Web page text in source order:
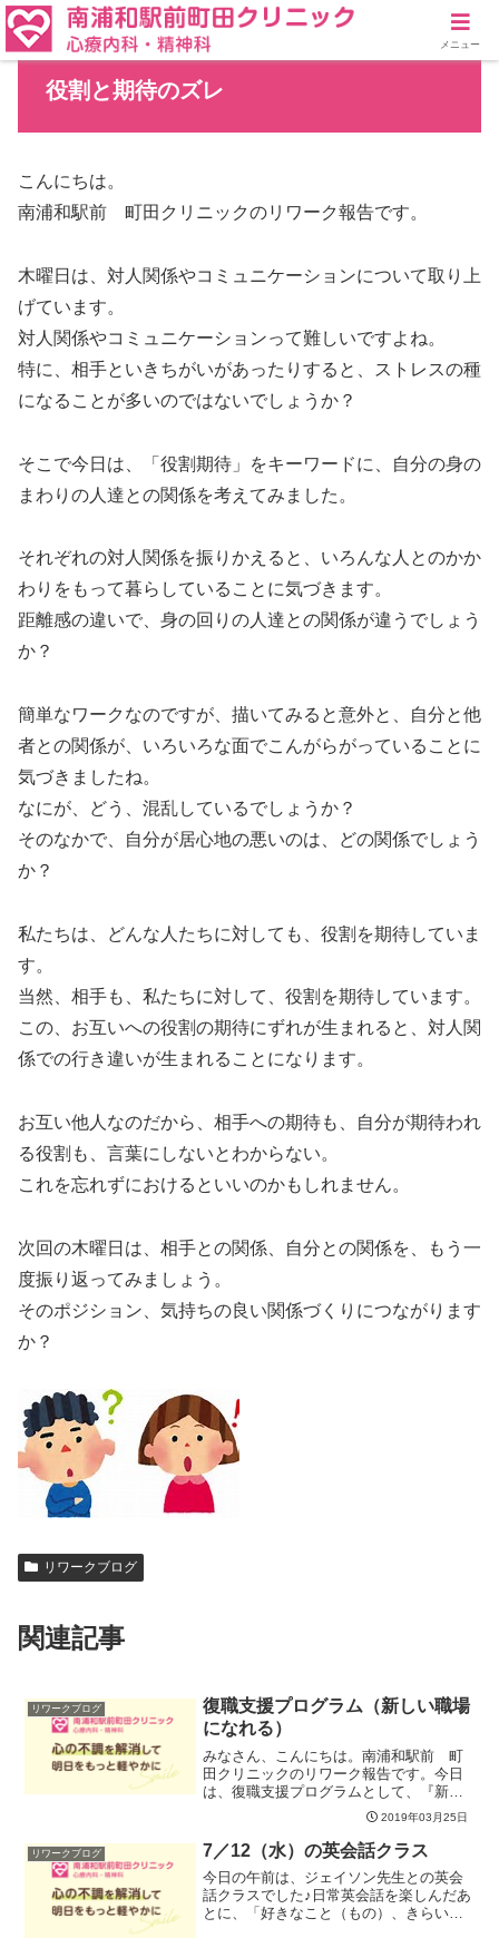
役割と期待のズレ
こんにちは。
南浦和駅前 町田クリニックのリワーク報告です。
木曜日は、対人関係やコミュニケーションについて取り上
げています。
対人関係やコミュニケーションって難しいですよね。
特に、相手といきちがいがあったりすると、ストレスの種
になることが多いのではないでしょうか？
そこで今日は、「役割期待」をキーワードに、自分の身の
まわりの人達との関係を考えてみました。
それぞれの対人関係を振りかえると、いろんな人とのかか
わりをもって暮らしていることに気づきます。
距離感の違いで、身の回りの人達との関係が違うでしょう
か？
簡単なワークなのですが、描いてみると意外と、自分と他
者との関係が、いろいろな面でこんがらがっていることに
気づきましたね。
なにが、どう、混乱しているでしょうか？
そのなかで、自分が居心地の悪いのは、どの関係でしょう
か？
私たちは、どんな人たちに対しても、役割を期待していま
す。
当然、相手も、私たちに対して、役割を期待しています。
この、お互いへの役割の期待にずれが生まれると、対人関
係での行き違いが生まれることになります。
お互い他人なのだから、相手への期待も、自分が期待われ
る役割も、言葉にしないとわからない。
これを忘れずにおけるといいのかもしれません。
次回の木曜日は、相手との関係、自分との関係を、もう一
度振り返ってみましょう。
そのポジション、気持ちの良い関係づくりにつながります
か？
リワークブログ
関連記事
リワークブログ
復職支援プログラム（新しい職場
になれる）
みなさん、こんにちは。南浦和駅前 町
田クリニックのリワーク報告です。今日
は、復職支援プログラムとして、『新し
い職場になれる』ということをテーマに
ワークを行ないました。新しい職場に行
くといろんな問題やストレスが発生しや
すくなります。そこで、新...
2019年03月25日
リワークブログ 7／12（水）の英会話クラス
今日の午前は、ジェイソン先生との英会
話クラスでした♪日常英会話を楽しんだあ
とに、「好きなこと（もの）、きらいな
メニュー